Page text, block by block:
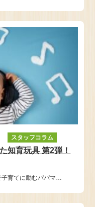
スタッフコラム
知育玩具 第2弾！
子育てに励むパパマ…